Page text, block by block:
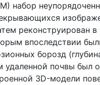
набор
реконструирован
впоследствии
борозд
удаленной почвы был
3D-модели